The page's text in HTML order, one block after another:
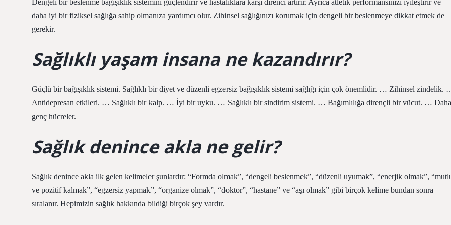
Dengeli bir beslenme bağışıklık sistemini güçlendirir ve hastalıklara karşı direnci artırır. Ayrıca atletik performansınızı iyileştirir ve
daha iyi bir fiziksel sağlığa sahip olmanıza yardımcı olur. Zihinsel sağlığınızı korumak için dengeli bir beslenmeye dikkat etmek de
gerekir.
Sağlıklı yaşam insana ne kazandırır?
Güçlü bir bağışıklık sistemi. Sağlıklı bir diyet ve düzenli egzersiz bağışıklık sistemi sağlığı için çok önemlidir. … Zihinsel zindelik.
Antidepresan etkileri. … Sağlıklı bir kalp. … İyi bir uyku. … Sağlıklı bir sindirim sistemi. … Bağımlılığa dirençli bir vücut. … Daha
genç hücreler.
Sağlık denince akla ne gelir?
Sağlık denince akla ilk gelen kelimeler şunlardır: “Formda olmak”, “dengeli beslenmek”, “düzenli uyumak”, “enerjik olmak”,
ve pozitif kalmak”, “egzersiz yapmak”, “organize olmak”, “doktor”, “hastane” ve “aşı olmak” gibi birçok kelime bundan sonra
sıralanır. Hepimizin sağlık hakkında bildiği birçok şey vardır.